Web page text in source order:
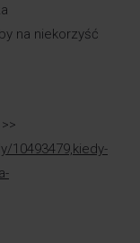
na niekorzyść
10493479,kiedy-